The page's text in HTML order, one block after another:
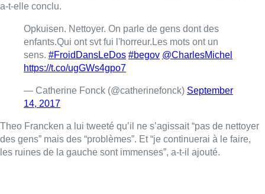
a-t-elle conclu.
Opkuisen. Nettoyer. On parle de gens dont des
enfants.Qui ont svt fui l'horreur.Les mots ont un
sens. #FroidDansLeDos #begov @CharlesMichel
https://t.co/ugGWs4gpo7
— Catherine Fonck (@catherinefonck) September
14, 2017
Theo Francken a lui tweeté qu’il ne s’agissait “pas de nettoyer
des gens” mais des “problèmes”. Et “je continuerai à le faire,
les ruines de la gauche sont immenses”, a-t-il ajouté.